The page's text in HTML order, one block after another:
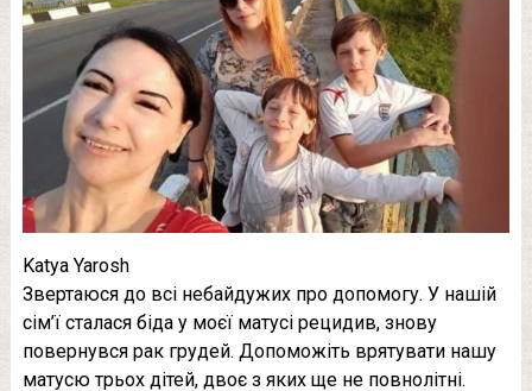
Katya Yarosh
Звертаюся до всі небайдужих про допомогу. У нашій
сім’ї сталася біда у моєї матусі рецидив, знову
повернувся рак грудей. Допоможіть врятувати нашу
матусю трьох дітей, двоє з яких ще не повнолітні.